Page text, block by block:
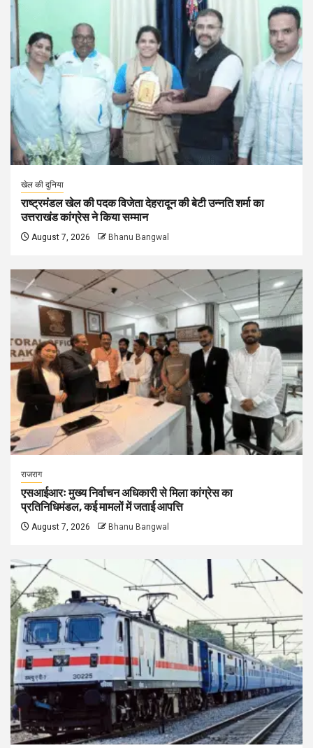
खेल की दुनिया
राष्ट्रमंडल खेल की पदक विजेता देहरादून की बेटी उन्नति शर्मा का
उत्तराखंड कांग्रेस ने किया सम्मान
August 7, 2026 Bhanu Bangwal
राजराग
एसआईआरः मुख्य निर्वाचन अधिकारी से मिला कांग्रेस का
प्रतिनिधिमंडल, कई मामलों में जताई आपत्ति
August 7, 2026 Bhanu Bangwal